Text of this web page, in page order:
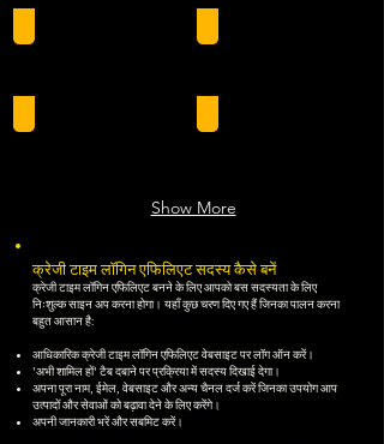
Show More
क्रेजी टाइम लॉगिन एफिलिएट सदस्य कैसे बनें
क्रेजी टाइम लॉगिन एफिलिएट बनने के लिए आपको बस सदस्यता के लिए
निःशुल्क साइन अप करना होगा। यहाँ कुछ चरण दिए गए हैं जिनका पालन करना
बहुत आसान है:
आधिकारिक क्रेजी टाइम लॉगिन एफिलिएट वेबसाइट पर लॉग ऑन करें।
'अभी शामिल हों' टैब दबाने पर प्रक्रिया में सदस्य दिखाई देगा।
अपना पूरा नाम, ईमेल, वेबसाइट और अन्य चैनल दर्ज करें जिनका उपयोग आप
उत्पादों और सेवाओं को बढ़ावा देने के लिए करेंगे।
अपनी जानकारी भरें और सबमिट करें।